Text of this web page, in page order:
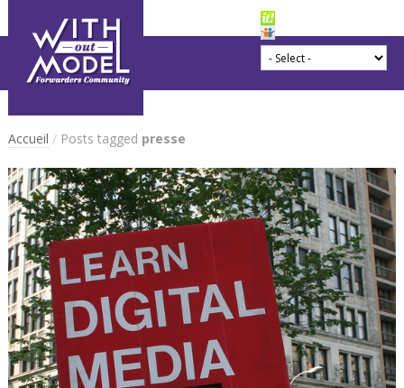
Accueil / Posts tagged presse